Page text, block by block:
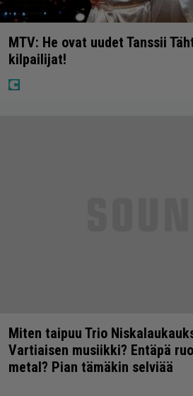
MTV: He ovat uudet Tanssii
kilpailijat!
Miten taipuu Trio
Vartiaisen musiikki? Entäpä
metal? Pian tämäkin selviää